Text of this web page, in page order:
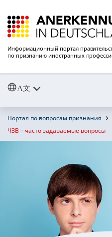
Информационный портал
по признанию иностранных
Портал по вопросам признания
ЧЗВ – часто задаваемые вопросы